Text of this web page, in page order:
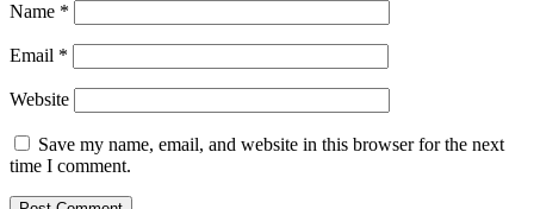
Name *
Email *
Website
Save my name, email, and website in this browser for the next
time I comment.